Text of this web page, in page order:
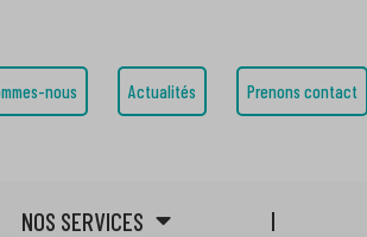
nous Actualités Prenons contact
NOS SERVICES